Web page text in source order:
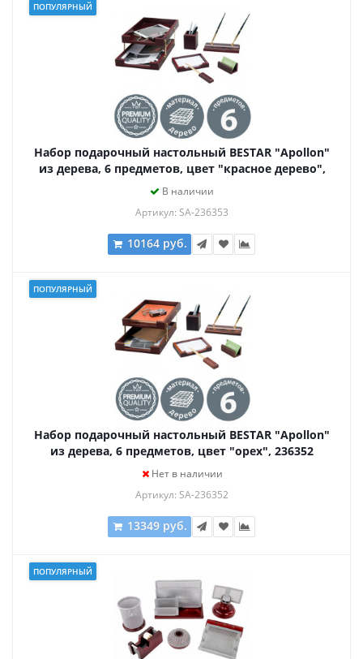
ПОПУЛЯРНЫЙ
Набор подарочный настольный BESTAR "Apollon"
из дерева, 6 предметов, цвет "красное дерево",
236353
В наличии
Артикул: SA-236353
10164 руб.
ПОПУЛЯРНЫЙ
Набор подарочный настольный BESTAR "Apollon"
из дерева, 6 предметов, цвет "орех", 236352
Нет в наличии
Артикул: SA-236352
13349 руб.
ПОПУЛЯРНЫЙ